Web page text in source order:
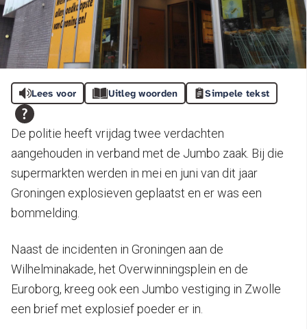
Lees voor Uitleg woorden Simpele tekst
De politie heeft vrijdag twee verdachten
aangehouden in verband met de Jumbo zaak. Bij die
supermarkten werden in mei en juni van dit jaar
Groningen explosieven geplaatst en er was een
bommelding.
Naast de incidenten in Groningen aan de
Wilhelminakade, het Overwinningsplein en de
Euroborg, kreeg ook een Jumbo vestiging in Zwolle
een brief met explosief poeder er in.